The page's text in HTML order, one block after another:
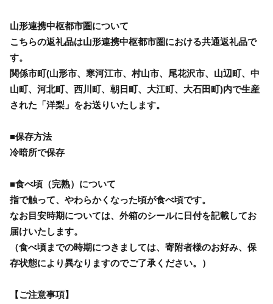
山形連携中枢都市圏について
こちらの返礼品は山形連携中枢都市圏における共通返礼品で
す。
関係市町(山形市、寒河江市、村山市、尾花沢市、山辺町、中
山町、河北町、西川町、朝日町、大江町、大石田町)内で生産
された「洋梨」をお送りいたします。
■保存方法
冷暗所で保存
■食べ頃（完熟）について
指で触って、やわらかくなった頃が食べ頃です。
なお目安時期については、外箱のシールに日付を記載してお
届けいたします。
（食べ頃までの時期につきましては、寄附者様のお好み、保
存状態により異なりますのでご了承ください。）
【ご注意事項】